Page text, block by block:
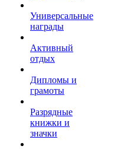
Универсальные
награды
Активный
отдых
Дипломы и
грамоты
Разрядные
книжки и
значки